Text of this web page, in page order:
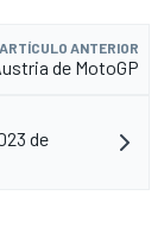
ARTÍCULO ANTERIOR
de MotoGP
de